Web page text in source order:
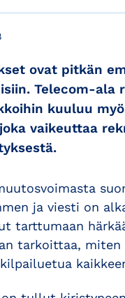
ovat pitkän
Telecom-ala
kuuluu
vaikeuttaa
ja viesti on
tarttumaan
tarkoittaa,